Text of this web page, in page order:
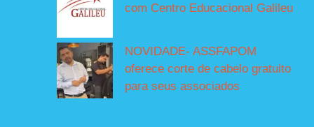
com Centro Educacional Galileu
NOVIDADE- ASSFAPOM
oferece corte de cabelo gratuito
para seus associados